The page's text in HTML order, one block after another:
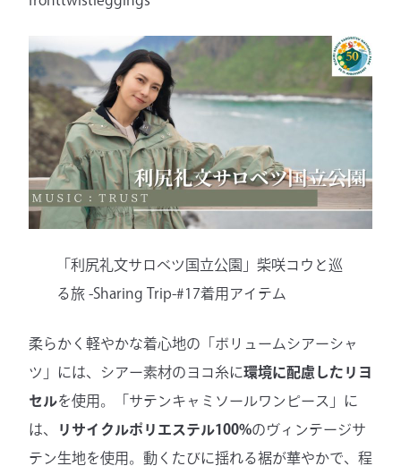
「利尻礼文サロベツ国立公園」柴咲コウと巡
る旅 -Sharing Trip-#17着用アイテム
柔らかく軽やかな着心地の「ボリュームシアーシャ
ツ」には、シアー素材のヨコ糸に環境に配慮したリヨ
セルを使用。「サテンキャミソールワンピース」に
は、
リサイクルポリエステル100%のヴィンテージサ
テン生地を使用。動くたびに揺れる裾が華やかで、程